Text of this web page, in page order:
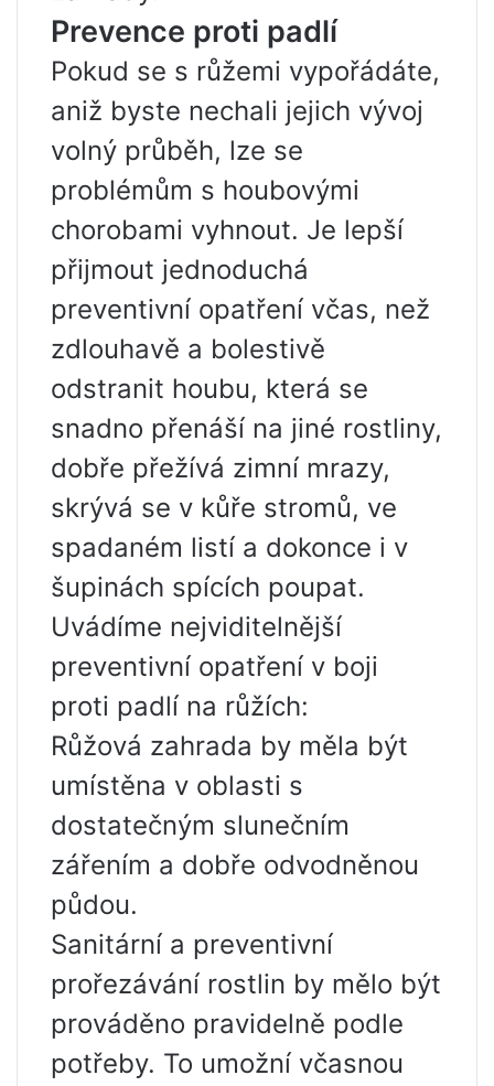
Prevence proti padlí
Pokud se s růžemi vypořádáte,
aniž byste nechali jejich vývoj
volný průběh, lze se
problémům s houbovými
chorobami vyhnout. Je lepší
přijmout jednoduchá
preventivní opatření včas, než
zdlouhavě a bolestivě
odstranit houbu, která se
snadno přenáší na jiné rostliny,
dobře přežívá zimní mrazy,
skrývá se v kůře stromů, ve
spadaném listí a dokonce i v
šupinách spících poupat.
Uvádíme nejviditelnější
preventivní opatření v boji
proti padlí na růžích:
Růžová zahrada by měla být
umístěna v oblasti s
dostatečným slunečním
zářením a dobře odvodněnou
půdou.
Sanitární a preventivní
prořezávání rostlin by mělo být
prováděno pravidelně podle
potřeby. To umožní včasnou